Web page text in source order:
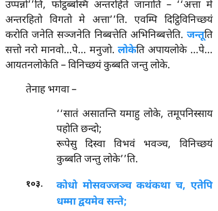
उप्पन्नो’’ति, फोट्ठब्बस्मिं अन्तरहिते जानाति – ‘‘अत्ता मे
अन्तरहितो विगतो मे अत्ता’’ति. एवम्पि दिट्ठिविनिच्छयं
करोति जनेति सञ्जनेति निब्बत्तेति अभिनिब्बत्तेति. जन्तूति
सत्तो नरो मानवो…पे… मनुजो.लोकेति अपायलोके …पे…
आयतनलोकेति – विनिच्छयं कुब्बति जन्तु लोके.
तेनाह भगवा –
‘‘सातं असातन्ति यमाहु लोके, तमूपनिस्साय
पहोति छन्दो;
रूपेसु दिस्वा विभवं भवञ्च, विनिच्छयं
कुब्बति जन्तु लोके’’ति.
१०३.
कोधो मोसवज्जञ्च कथंकथा च, एतेपि
धम्मा द्वयमेव सन्ते;